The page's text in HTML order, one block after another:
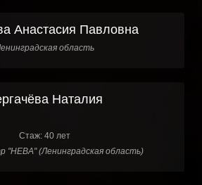
Анастасия Павловна
область
Наталия
Стаж: 40 лет
"НЕВА" (Ленинградская область)